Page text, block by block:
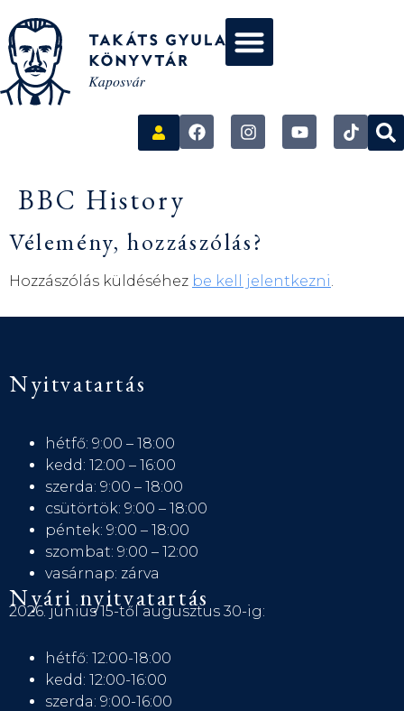
BBC History
Vélemény, hozzászólás?
Hozzászólás küldéséhez be kell jelentkezni.
Nyitvatartás
hétfő: 9:00 – 18:00
kedd: 12:00 – 16:00
szerda: 9:00 – 18:00
csütörtök: 9:00 – 18:00
péntek: 9:00 – 18:00
szombat: 9:00 – 12:00
vasárnap: zárva
Nyári nyitvatartás
2026. június 15-től augusztus 30-ig:
hétfő: 12:00-18:00
kedd: 12:00-16:00
szerda: 9:00-16:00